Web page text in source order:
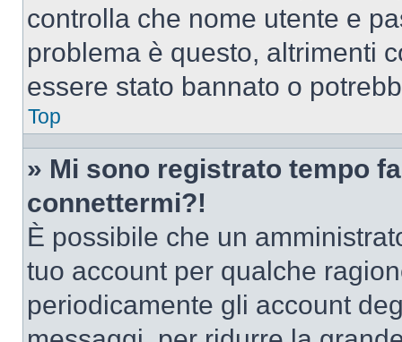
controlla che nome utente e
problema è questo, altrimenti
essere stato bannato o
Top
» Mi sono registrato tempo
connettermi?!
È possibile che un
tuo account per qualche
periodicamente gli account